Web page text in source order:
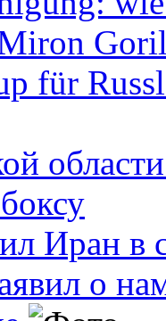
für
Иран в
о